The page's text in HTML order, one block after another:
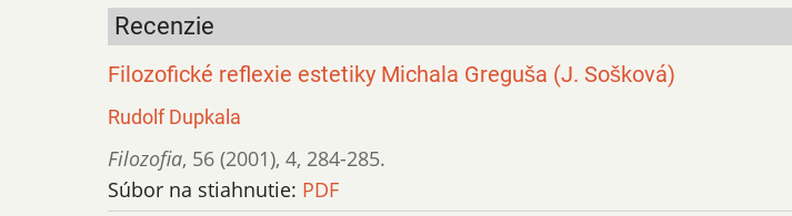
Recenzie
Filozofické reflexie estetiky Michala Greguša (J. Sošková)
Rudolf Dupkala
Filozofia, 56 (2001), 4, 284-285.
Súbor na stiahnutie: PDF